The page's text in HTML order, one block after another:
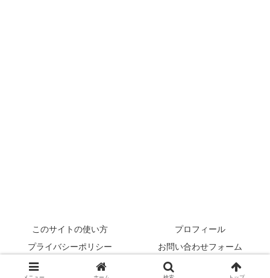
このサイトの使い方
プロフィール
プライバシーポリシー
お問い合わせフォーム
© 2022 rehabilikun.